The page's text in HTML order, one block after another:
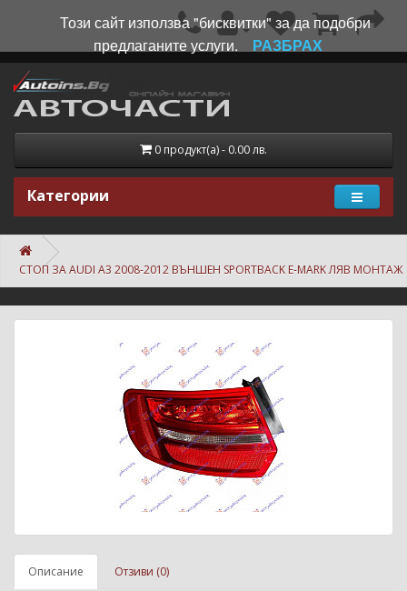
0 продукт(а) - 0.00 лв.
Категории
СТОП ЗА AUDI A3 2008-2012 ВЪНШЕН SPORTBACK E-MARK ЛЯВ МОНТАЖ
Описание Отзиви (0)
Този сайт използва "бисквитки" за да подобри
предлаганите услуги.
РАЗБРАХ